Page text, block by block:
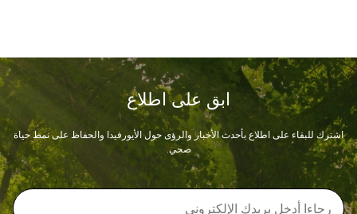
ابق على اطلاع
اشترك للبقاء على اطلاع بأحدث الأخبار والرؤى حول الأيورفيدا والحفاظ على نمط حياة
صحي.